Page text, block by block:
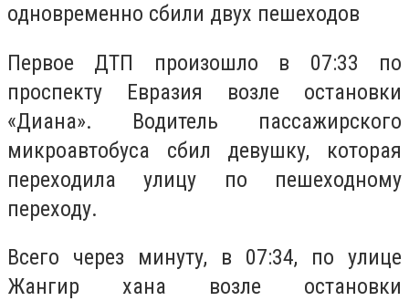
одновременно сбили двух пешеходов
Первое ДТП произошло в 07:33 по
проспекту Евразия возле остановки
«Диана». Водитель пассажирского
микроавтобуса сбил девушку, которая
переходила улицу по пешеходному
переходу.
Всего через минуту, в 07:34, по улице
Жангир хана возле остановки